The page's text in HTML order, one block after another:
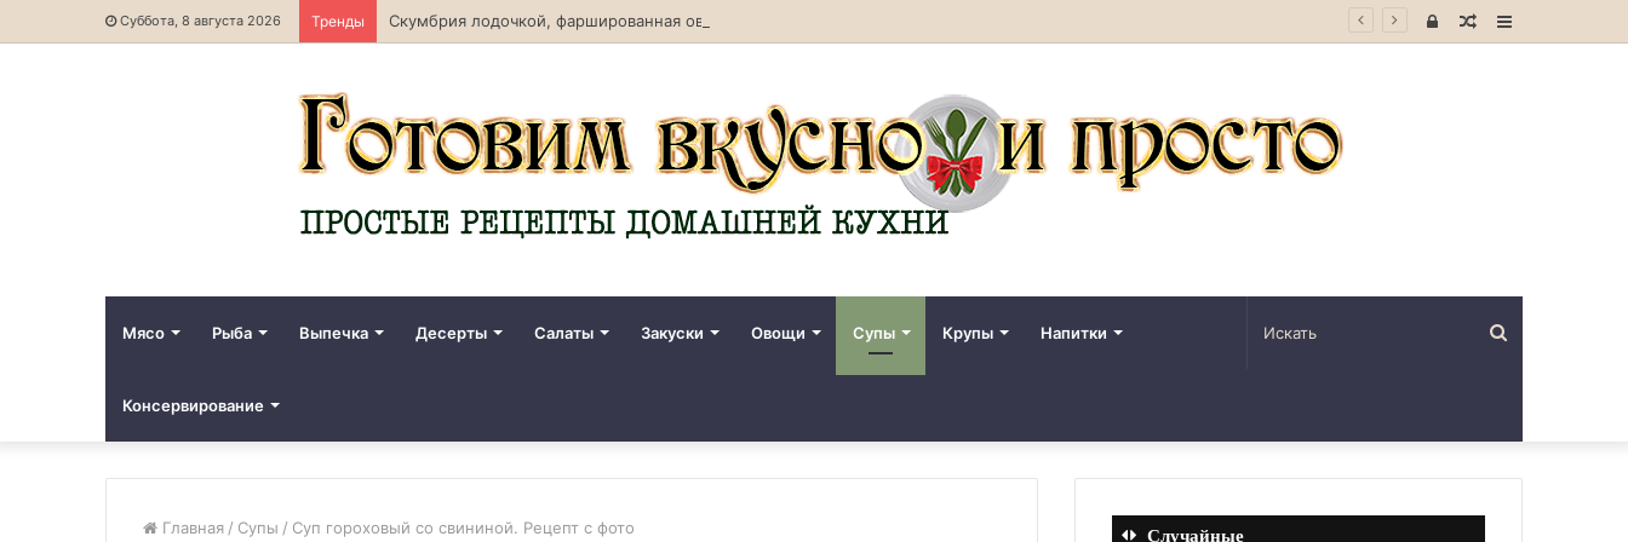
Суббота, 8 августа 2026 Тренды Скумбрия лодочкой, фаршированная овощами. Рецепт с фото Sidebar
Случайная
Войти
Мясо Рыба Выпечка Десерты Салаты Закуски Овощи Супы Крупы Напитки
Консервирование
Главная / Супы / Суп гороховый со свининой. Рецепт с фото Случайные